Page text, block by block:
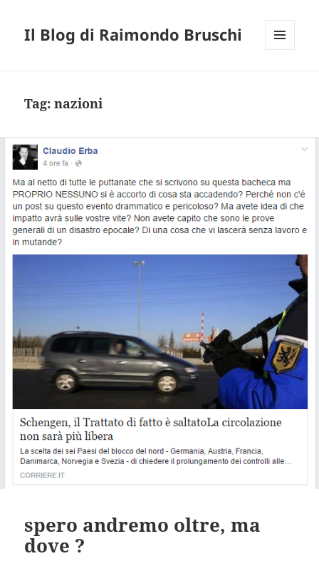
Il Blog di Raimondo Bruschi
Tag:nazioni
spero andremo oltre, ma
dove ?